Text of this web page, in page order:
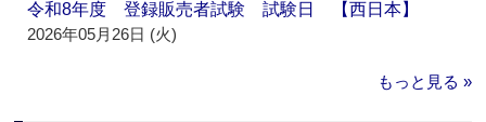
令和8年度 登録販売者試験 試験日 【西日本】
2026年05月26日 (火)
もっと見る »